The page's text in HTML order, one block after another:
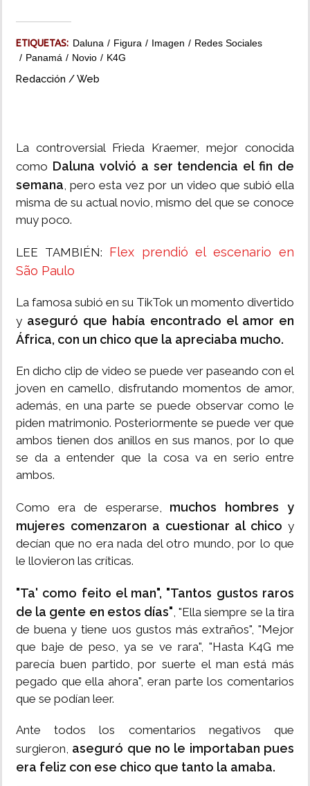
ETIQUETAS: Daluna Figura Imagen
Redes Sociales
Panamá
Novio K4G
Redacción / Web
La controversial Frieda Kraemer, mejor conocida
como Daluna volvió a ser tendencia el fin de
semana, pero esta vez por un video que subió ella
misma de su actual novio, mismo del que se conoce
muy poco.
LEE TAMBIÉN: Flex prendió el escenario en
São Paulo
La famosa subió en su TikTok un momento divertido
y aseguró que había encontrado el amor en
África, con un chico que la apreciaba mucho.
En dicho clip de video se puede ver paseando con el
joven en camello, disfrutando momentos de amor,
además, en una parte se puede observar como le
piden matrimonio. Posteriormente se puede ver que
ambos tienen dos anillos en sus manos, por lo que
se da a entender que la cosa va en serio entre
ambos.
Como era de esperarse, muchos hombres y
mujeres comenzaron a cuestionar al chico y
decían que no era nada del otro mundo, por lo que
le llovieron las críticas.
"Ta' como feito el man", "Tantos gustos raros
de la gente en estos días", "Ella siempre se la tira
de buena y tiene uos gustos más extraños", "Mejor
que baje de peso, ya se ve rara", "Hasta K4G me
parecía buen partido, por suerte el man está más
pegado que ella ahora", eran parte los comentarios
que se podían leer.
Ante todos los comentarios negativos que
surgieron, aseguró que no le importaban pues
era feliz con ese chico que tanto la amaba.